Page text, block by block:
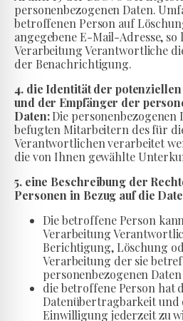
personenbezogenen Daten.
betroffenen Person auf
angegebene E-Mail-Adresse,
Verarbeitung Verantwortliche
der Benachrichtigung.
4. die Identität der
und der Empfänger der
Daten:Die personenbezogenen
befugten Mitarbeitern des für
Verantwortlichen verarbeitet
die von Ihnen gewählte
5. eine Beschreibung der
Personen in Bezug auf die
Die betroffene Person
Verarbeitung
Berichtigung, Löschung
Verarbeitung der sie
personenbezogenen
die betroffene Person hat
Datenübertragbarkeit und
Einwilligung jederzeit zu